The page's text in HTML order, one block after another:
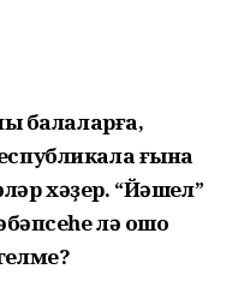
ба­лаларға,
ғына
хәҙер. “Йәшел”
лә ошо